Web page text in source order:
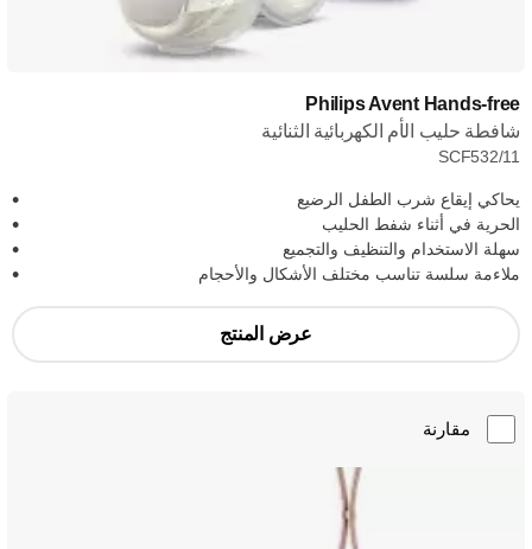
Philips Avent Hands-free
شافطة حليب الأم الكهربائية الثنائية
SCF532/11
يحاكي إيقاع شرب الطفل الرضيع
الحرية في أثناء شفط الحليب
سهلة الاستخدام والتنظيف والتجميع
ملاءمة سلسة تناسب مختلف الأشكال والأحجام
عرض المنتج
مقارنة